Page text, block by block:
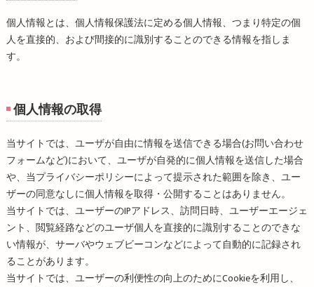
個人情報とは、個人情報保護法に定める個人情報、つまり特定の個
人を直接的、および間接的に識別することのできる情報を指しま
す。
個人情報の取得
当サイトでは、ユーザが自由に情報を送信できる場合(お問い合わせ
フォームなど)において、ユーザが自発的に個人情報を送信した場合
や、当プライバシーポリシーによって提示された範囲を除き、ユー
ザーの同意なしに個人情報を取得・公開することはありません。
当サイトでは、ユーザーのIPアドレス、訪問日時、ユーザーエージェ
ント、閲覧経路などのユーザ個人を直接的に識別することのできな
い情報が、サーバやウェブビーコンなどによって自動的に記録され
ることがあります。
当サイトでは、ユーザーの利便性の向上のためにCookieを利用し、